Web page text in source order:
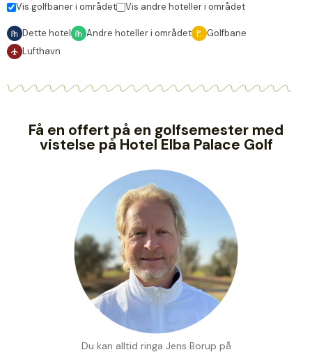
Vis golfbaner i området Vis andre hoteller i området
Dette hotel Andre hoteller i området
Golfbane
Lufthavn
Få en offert på en golfsemester med
vistelse på Hotel Elba Palace Golf
Du kan alltid ringa Jens Borup på